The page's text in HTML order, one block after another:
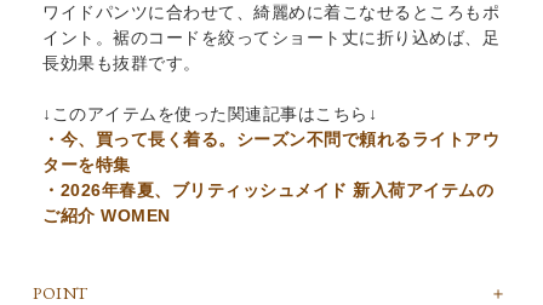
ワイドパンツに合わせて、綺麗めに着こなせるところもポ
イント。裾のコードを絞ってショート丈に折り込めば、足
長効果も抜群です。
↓このアイテムを使った関連記事はこちら↓
・今、買って長く着る。シーズン不問で頼れるライトアウ
ターを特集
・2026年春夏、ブリティッシュメイド 新入荷アイテムの
ご紹介 WOMEN
POINT